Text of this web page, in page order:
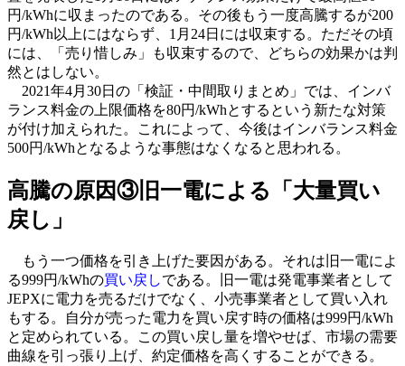
円/kWhに収まったのである。その後もう一度高騰するが200
円/kWh以上にはならず、1月24日には収束する。ただその頃
には、「売り惜しみ」も収束するので、どちらの効果かは判
然とはしない。
2021年4月30日の「検証・中間取りまとめ」では、インバ
ランス料金の上限価格を80円/kWhとするという新たな対策
が付け加えられた。これによって、今後はインバランス料金
500円/kWhとなるような事態はなくなると思われる。
高騰の原因③旧一電による「大量買い
戻し」
もう一つ価格を引き上げた要因がある。それは旧一電によ
る999円/kWhの買い戻しである。旧一電は発電事業者として
JEPXに電力を売るだけでなく、小売事業者として買い入れ
もする。自分が売った電力を買い戻す時の価格は999円/kWh
と定められている。この買い戻し量を増やせば、市場の需要
曲線を引っ張り上げ、約定価格を高くすることができる。